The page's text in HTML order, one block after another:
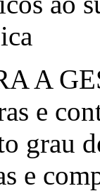
A
e
grau
e